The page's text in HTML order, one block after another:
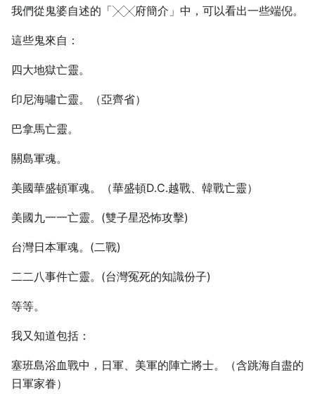
我們從鬼婆自述的「╳╳府簡介」中，可以看出一些端倪。
這些鬼來自：
四大地獄亡靈。
印尼海嘯亡靈。（亞齊省）
巴拿馬亡靈。
關島軍魂。
美國華盛頓軍魂。（華盛頓D.C.越戰、韓戰亡靈）
美國九一一亡靈。(雙子星恐怖攻擊)
台灣日本軍魂。(二戰)
二二八事件亡靈。(台灣冤死的知識份子)
等等。
我又知道包括：
塞班島浴血戰中，日軍、美軍的陣亡將士。（含跳海自盡的
日軍家眷）